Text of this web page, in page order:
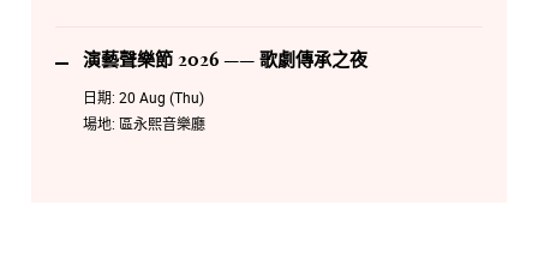
演藝聲樂節 2026 —— 歌劇傳承之夜
日期: 20 Aug (Thu)
場地: 區永熙音樂廳